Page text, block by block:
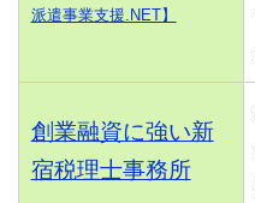
派遣事業支援.NET】
創業融資に強い新
宿税理士事務所